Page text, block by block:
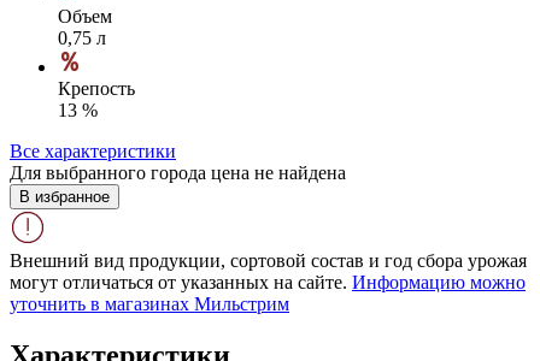
Объем
0,75 л
Крепость
13 %
Все характеристики
Для выбранного города цена не найдена
В избранное
Внешний вид продукции, сортовой состав и год сбора урожая
могут отличаться от указанных на сайте. Информацию можно
уточнить в магазинах Мильстрим
Характеристики